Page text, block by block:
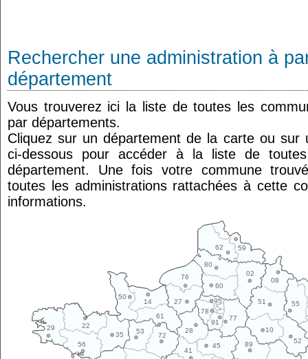
Rechercher une administration à
département
Vous trouverez ici la liste de toutes les
par départements.
Cliquez sur un département de la carte ou sur
ci-dessous pour accéder à la liste de
département. Une fois votre commune
toutes les administrations rattachées à cette
informations.
10
14
22
27
28
29
35
41
45
50
51
52
53
55
56
59
60
61
62
02
08
72
76
77
78
80
89
91
95